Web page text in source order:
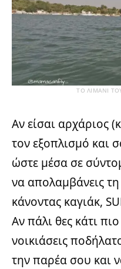
ΤΟ ΛΙΜΑΝΙ
Αν είσαι αρχάριος
τον εξοπλισμό και
ώστε μέσα σε
να απολαμβάνεις
κάνοντας καγιάκ,
Αν πάλι θες κάτι
νοικιάσεις
την παρέα σου και